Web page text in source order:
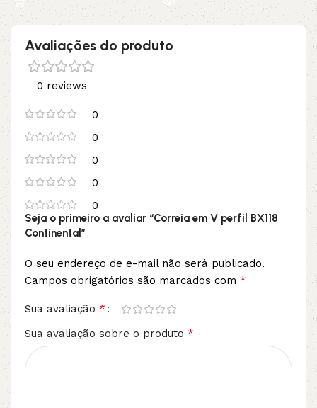
Avaliações do produto
0 reviews
0
0
0
0
0
Seja o primeiro a avaliar “Correia em V perfil BX118
Continental”
O seu endereço de e-mail não será publicado.
Campos obrigatórios são marcados com *
Sua avaliação *
Sua avaliação sobre o produto *